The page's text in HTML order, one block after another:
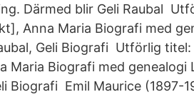
Därmed blir Geli Raubal
Anna Maria Biografi med
Geli Biografi Utförlig
Maria Biografi med genealogi
Biografi Emil Maurice (1897-